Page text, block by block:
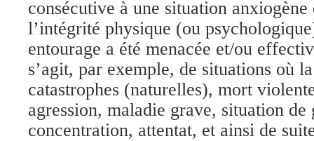
consécutive à une situation
l’intégrité physique (ou
entourage a été menacée et/ou
s’agit, par exemple, de situations où
catastrophes (naturelles), mort
agression, maladie grave, situation de
concentration, attentat, et ainsi de